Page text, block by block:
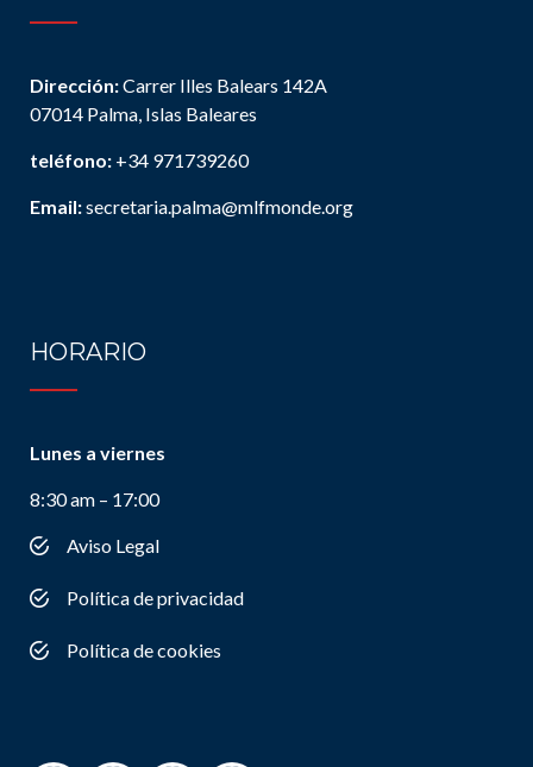
Dirección:Carrer Illes Balears 142A
07014 Palma, Islas Baleares
teléfono: +34 971739260
Email:secretaria.palma@mlfmonde.org
HORARIO
Lunes a viernes
8:30 am – 17:00
Aviso Legal
Política de privacidad
Política de cookies